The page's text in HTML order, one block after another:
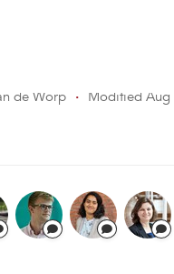
de Worp · Modified Aug